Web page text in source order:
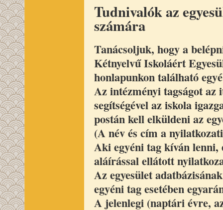
Tudnivalók az
számára
Tanácsoljuk, hogy a
Kétnyelvű Iskoláért
honlapunkon található
Az intézményi tagságot
segítségével az iskola
postán kell elküldeni az
(A név és cím a
Aki egyéni tag kíván
aláírással ellátott
Az egyesület
egyéni tag esetében
A jelenlegi (naptári évre,